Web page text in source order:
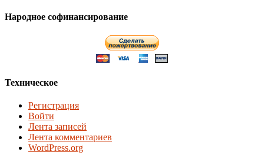
Народное софинансирование
Техническое
Регистрация
Войти
Лента записей
Лента комментариев
WordPress.org